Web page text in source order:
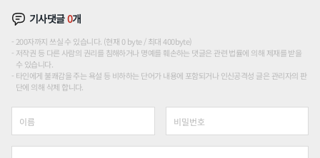
기사댓글0개
200자까지 쓰실 수 있습니다. (현재 0 byte / 최대 400byte)
저작권 등 다른 사람의 권리를 침해하거나 명예를 훼손하는 댓글은 관련 법률에 의해 제재를 받을
수 있습니다.
타인에게 불쾌감을 주는 욕설 등 비하하는 단어가 내용에 포함되거나 인신공격성 글은 관리자의 판
단에 의해 삭제 합니다.